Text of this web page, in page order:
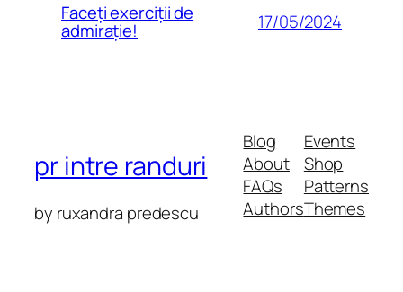
Faceți exerciții de
admirație! 17/05/2024
pr intre randuri
by ruxandra predescu
Blog
About
FAQs
Authors
Events
Shop
Patterns
Themes